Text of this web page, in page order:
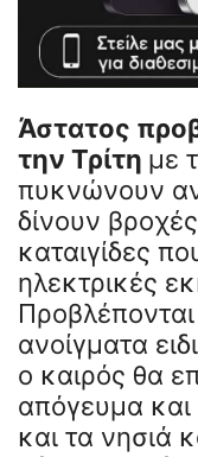
Άστατος
την Τρίτη με
πυκνώνουν
δίνουν
καταιγίδες
ηλεκτρικές
ανοίγματα
ο καιρός θα
απόγευμα και
και τα νησιά